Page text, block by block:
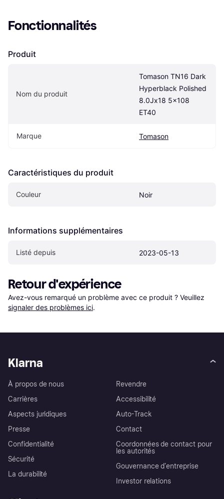
Fonctionnalités
Produit
Nom du produit
Tomason TN16 Dark
Hyperblack Polished
8.0Jx18 5x108
ET40
Marque Tomason
Caractéristiques du produit
Couleur Noir
Informations supplémentaires
Listé depuis 2023-05-13
Retour d'expérience
Avez-vous remarqué un problème avec ce produit ? Veuillez
signaler des problèmes ici.
Klarna
À propos de nous
Carrières
Aspects juridiques
Presse
Confidentialité
Sécurité
La durabilité
Revendre
Accessibilité
Auto-Track
Contact
Coordonnées de contact pour
les autorités
Gouvernance d’entreprise
Investor relations